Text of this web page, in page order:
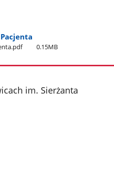
0.15MB
im. Sierżanta